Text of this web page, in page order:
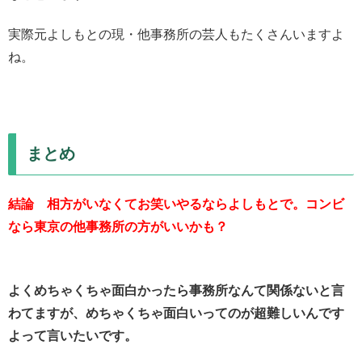
実際元よしもとの現・他事務所の芸人もたくさんいますよ
ね。
まとめ
結論 相方がいなくてお笑いやるならよしもとで。コンビ
なら東京の他事務所の方がいいかも？
よくめちゃくちゃ面白かったら事務所なんて関係ないと言
わてますが、めちゃくちゃ面白いってのが超難しいんです
よって言いたいです。